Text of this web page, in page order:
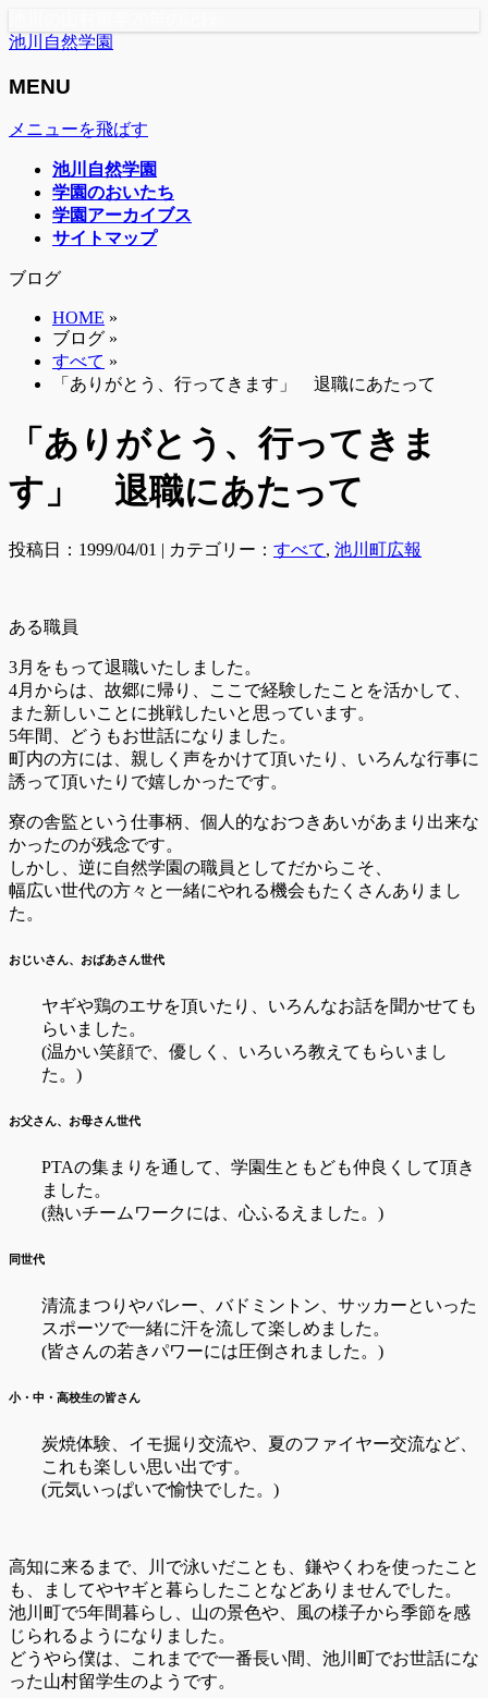
池川自然学園
MENU
メニューを飛ばす
池川自然学園
学園のおいたち
学園アーカイブス
サイトマップ
ブログ
HOME »
ブログ »
すべて »
「ありがとう、行ってきます」 退職にあたって
「ありがとう、行ってきま
す」 退職にあたって
投稿日：1999/04/01 | カテゴリー： すべて, 池川町広報
ある職員
3月をもって退職いたしました。
4月からは、故郷に帰り、ここで経験したことを活かして、
また新しいことに挑戦したいと思っています。
5年間、どうもお世話になりました。
町内の方には、親しく声をかけて頂いたり、いろんな行事に
誘って頂いたりで嬉しかったです。
寮の舎監という仕事柄、個人的なおつきあいがあまり出来な
かったのが残念です。
しかし、逆に自然学園の職員としてだからこそ、
幅広い世代の方々と一緒にやれる機会もたくさんありまし
た。
おじいさん、おばあさん世代
ヤギや鶏のエサを頂いたり、いろんなお話を聞かせても
らいました。
(温かい笑顔で、優しく、いろいろ教えてもらいまし
た。)
お父さん、お母さん世代
PTAの集まりを通して、学園生ともども仲良くして頂き
ました。
(熱いチームワークには、心ふるえました。)
同世代
清流まつりやバレー、バドミントン、サッカーといった
スポーツで一緒に汗を流して楽しめました。
(皆さんの若きパワーには圧倒されました。)
小・中・高校生の皆さん
炭焼体験、イモ掘り交流や、夏のファイヤー交流など、
これも楽しい思い出です。
(元気いっぱいで愉快でした。)
高知に来るまで、川で泳いだことも、鎌やくわを使ったこと
も、ましてやヤギと暮らしたことなどありませんでした。
池川町で5年間暮らし、山の景色や、風の様子から季節を感
じられるようになりました。
どうやら僕は、これまでで一番長い間、池川町でお世話にな
った山村留学生のようです。